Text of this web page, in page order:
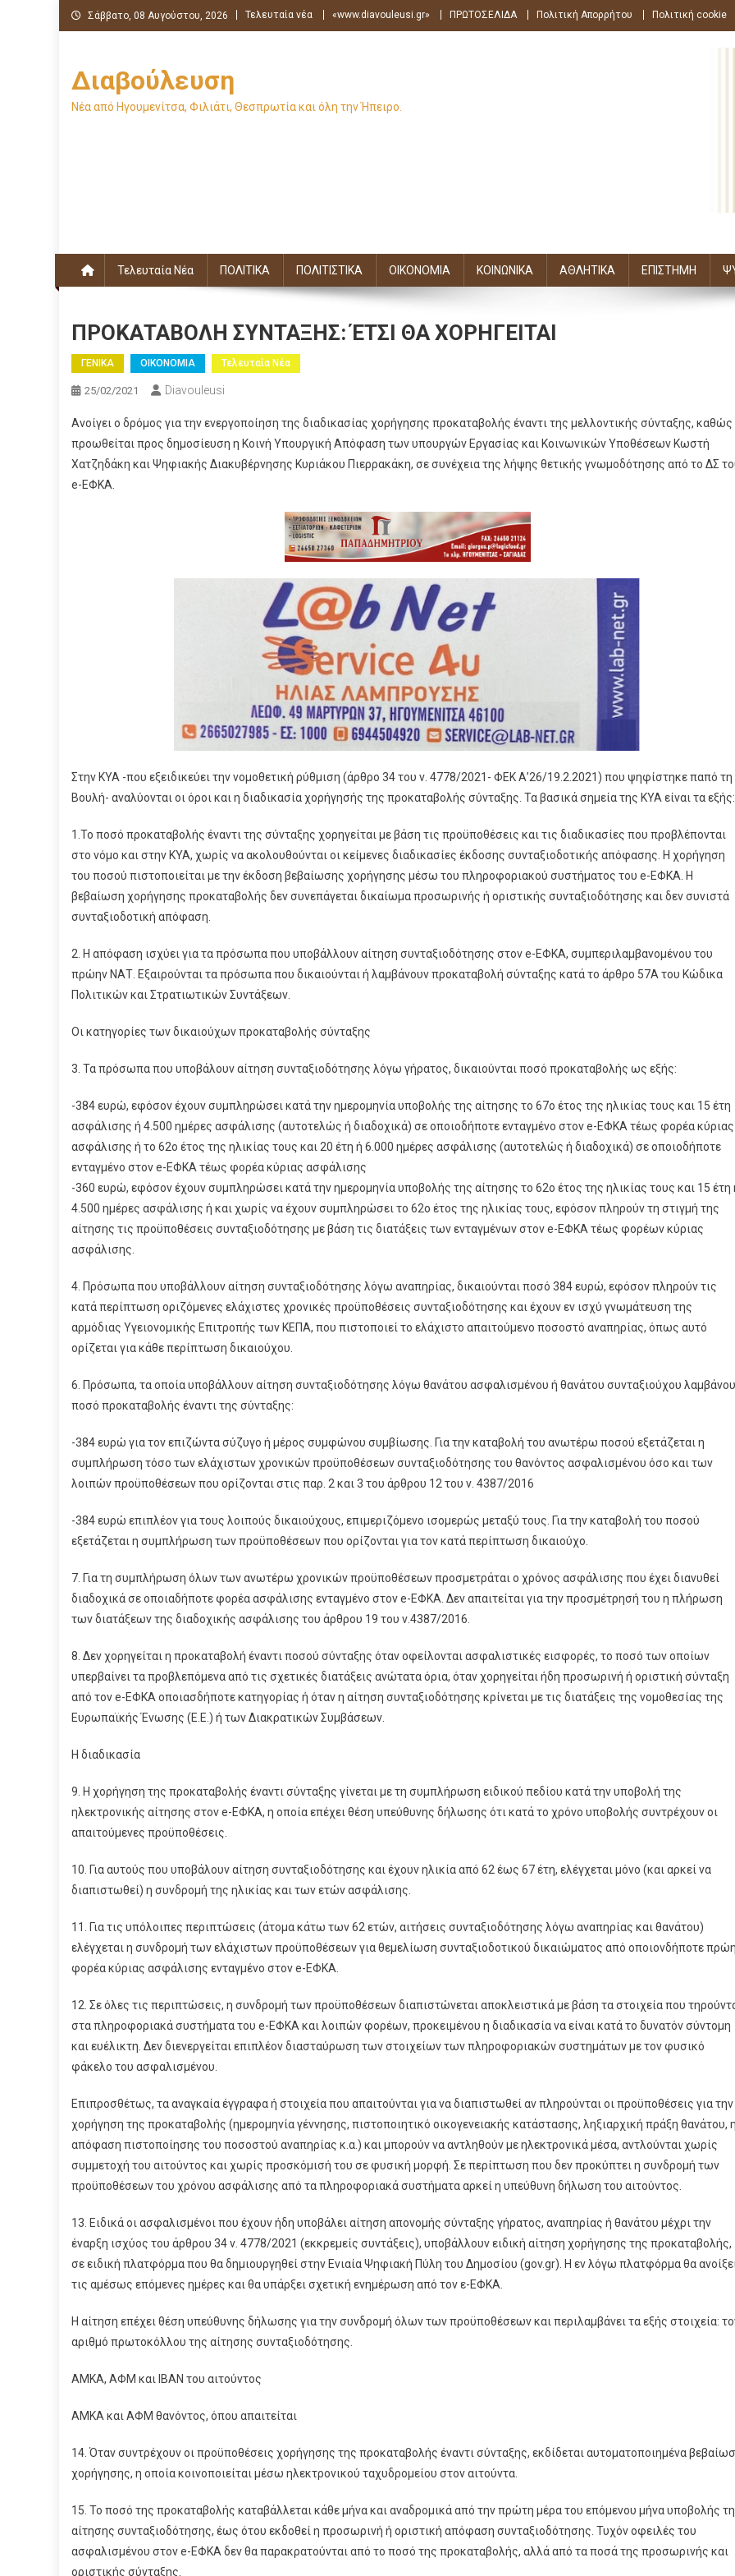
Μεταπηδήστε
στο
Σάββατο, 08 Αυγούστου, 2026 Τελευταία νέα «www.diavouleusi.gr» ΠΡΩΤΟΣΕΛΙΔΑ Πολιτική Απορρήτου Πολιτική cookie
Διαβούλευση
Νέα από Ηγουμενίτσα, Φιλιάτι, Θεσπρωτία και όλη την Ήπειρο.
Τελευταία Νέα ΠΟΛΙΤΙΚΑ ΠΟΛΙΤΙΣΤΙΚΑ ΟΙΚΟΝΟΜΙΑ ΚΟΙΝΩΝΙΚΑ ΑΘΛΗΤΙΚΑ ΕΠΙΣΤΗΜΗ
ΠΡΟΚΑΤΑΒΟΛΗ ΣΥΝΤΑΞΗΣ: ΈΤΣΙ ΘΑ ΧΟΡΗΓΕΙΤΑΙ
ΓΕΝΙΚΑ ΟΙΚΟΝΟΜΙΑ Τελευταία Νέα
25/02/2021 Diavouleusi
Ανοίγει ο δρόμος για την ενεργοποίηση της διαδικασίας χορήγησης προκαταβολής έναντι της μελλοντικής σύνταξης, καθώς
προωθείται προς δημοσίευση η Κοινή Υπουργική Απόφαση των υπουργών Εργασίας και Κοινωνικών Υποθέσεων Κωστή
Χατζηδάκη και Ψηφιακής Διακυβέρνησης Κυριάκου Πιερρακάκη, σε συνέχεια της λήψης θετικής γνωμοδότησης από το ΔΣ
e-ΕΦΚΑ.
Στην ΚΥΑ -που εξειδικεύει την νομοθετική ρύθμιση (άρθρο 34 του ν. 4778/2021- ΦΕΚ Α’26/19.2.2021) που ψηφίστηκε παπό τη
Βουλή- αναλύονται οι όροι και η διαδικασία χορήγησής της προκαταβολής σύνταξης. Τα βασικά σημεία της ΚΥΑ είναι τα εξής:
1.Το ποσό προκαταβολής έναντι της σύνταξης χορηγείται με βάση τις προϋποθέσεις και τις διαδικασίες που προβλέπονται
στο νόμο και στην ΚΥΑ, χωρίς να ακολουθούνται οι κείμενες διαδικασίες έκδοσης συνταξιοδοτικής απόφασης. Η χορήγηση
του ποσού πιστοποιείται με την έκδοση βεβαίωσης χορήγησης μέσω του πληροφοριακού συστήματος του e-ΕΦΚΑ. Η
βεβαίωση χορήγησης προκαταβολής δεν συνεπάγεται δικαίωμα προσωρινής ή οριστικής συνταξιοδότησης και δεν συνιστά
συνταξιοδοτική απόφαση.
2. Η απόφαση ισχύει για τα πρόσωπα που υποβάλλουν αίτηση συνταξιοδότησης στον e-ΕΦΚΑ, συμπεριλαμβανομένου του
πρώην ΝΑΤ. Εξαιρούνται τα πρόσωπα που δικαιούνται ή λαμβάνουν προκαταβολή σύνταξης κατά το άρθρο 57Α του Κώδικα
Πολιτικών και Στρατιωτικών Συντάξεων.
Οι κατηγορίες των δικαιούχων προκαταβολής σύνταξης
3. Τα πρόσωπα που υποβάλουν αίτηση συνταξιοδότησης λόγω γήρατος, δικαιούνται ποσό προκαταβολής ως εξής:
-384 ευρώ, εφόσον έχουν συμπληρώσει κατά την ημερομηνία υποβολής της αίτησης το 67ο έτος της ηλικίας τους και 15 έτη
ασφάλισης ή 4.500 ημέρες ασφάλισης (αυτοτελώς ή διαδοχικά) σε οποιοδήποτε ενταγμένο στον e-ΕΦΚΑ τέως φορέα κύριας
ασφάλισης ή το 62ο έτος της ηλικίας τους και 20 έτη ή 6.000 ημέρες ασφάλισης (αυτοτελώς ή διαδοχικά) σε οποιοδήποτε
ενταγμένο στον e-ΕΦΚΑ τέως φορέα κύριας ασφάλισης
-360 ευρώ, εφόσον έχουν συμπληρώσει κατά την ημερομηνία υποβολής της αίτησης το 62ο έτος της ηλικίας τους και 15 έτη
4.500 ημέρες ασφάλισης ή και χωρίς να έχουν συμπληρώσει το 62ο έτος της ηλικίας τους, εφόσον πληρούν τη στιγμή της
αίτησης τις προϋποθέσεις συνταξιοδότησης με βάση τις διατάξεις των ενταγμένων στον e-ΕΦΚΑ τέως φορέων κύριας
ασφάλισης.
4. Πρόσωπα που υποβάλλουν αίτηση συνταξιοδότησης λόγω αναπηρίας, δικαιούνται ποσό 384 ευρώ, εφόσον πληρούν τις
κατά περίπτωση οριζόμενες ελάχιστες χρονικές προϋποθέσεις συνταξιοδότησης και έχουν εν ισχύ γνωμάτευση της
αρμόδιας Υγειονομικής Επιτροπής των ΚΕΠΑ, που πιστοποιεί το ελάχιστο απαιτούμενο ποσοστό αναπηρίας, όπως αυτό
ορίζεται για κάθε περίπτωση δικαιούχου.
6. Πρόσωπα, τα οποία υποβάλλουν αίτηση συνταξιοδότησης λόγω θανάτου ασφαλισμένου ή θανάτου συνταξιούχου
ποσό προκαταβολής έναντι της σύνταξης:
-384 ευρώ για τον επιζώντα σύζυγο ή μέρος συμφώνου συμβίωσης. Για την καταβολή του ανωτέρω ποσού εξετάζεται η
συμπλήρωση τόσο των ελάχιστων χρονικών προϋποθέσεων συνταξιοδότησης του θανόντος ασφαλισμένου όσο και των
λοιπών προϋποθέσεων που ορίζονται στις παρ. 2 και 3 του άρθρου 12 του ν. 4387/2016
-384 ευρώ επιπλέον για τους λοιπούς δικαιούχους, επιμεριζόμενο ισομερώς μεταξύ τους. Για την καταβολή του ποσού
εξετάζεται η συμπλήρωση των προϋποθέσεων που ορίζονται για τον κατά περίπτωση δικαιούχο.
7. Για τη συμπλήρωση όλων των ανωτέρω χρονικών προϋποθέσεων προσμετράται ο χρόνος ασφάλισης που έχει διανυθεί
διαδοχικά σε οποιαδήποτε φορέα ασφάλισης ενταγμένο στον e-ΕΦΚΑ. Δεν απαιτείται για την προσμέτρησή του η πλήρωση
των διατάξεων της διαδοχικής ασφάλισης του άρθρου 19 του ν.4387/2016.
8. Δεν χορηγείται η προκαταβολή έναντι ποσού σύνταξης όταν οφείλονται ασφαλιστικές εισφορές, το ποσό των οποίων
υπερβαίνει τα προβλεπόμενα από τις σχετικές διατάξεις ανώτατα όρια, όταν χορηγείται ήδη προσωρινή ή οριστική σύνταξη
από τον e-ΕΦΚΑ οποιασδήποτε κατηγορίας ή όταν η αίτηση συνταξιοδότησης κρίνεται με τις διατάξεις της νομοθεσίας της
Ευρωπαϊκής Ένωσης (E.E.) ή των Διακρατικών Συμβάσεων.
Η διαδικασία
9. Η χορήγηση της προκαταβολής έναντι σύνταξης γίνεται με τη συμπλήρωση ειδικού πεδίου κατά την υποβολή της
ηλεκτρονικής αίτησης στον e-ΕΦΚΑ, η οποία επέχει θέση υπεύθυνης δήλωσης ότι κατά το χρόνο υποβολής συντρέχουν οι
απαιτούμενες προϋποθέσεις.
10. Για αυτούς που υποβάλουν αίτηση συνταξιοδότησης και έχουν ηλικία από 62 έως 67 έτη, ελέγχεται μόνο (και αρκεί να
διαπιστωθεί) η συνδρομή της ηλικίας και των ετών ασφάλισης.
11. Για τις υπόλοιπες περιπτώσεις (άτομα κάτω των 62 ετών, αιτήσεις συνταξιοδότησης λόγω αναπηρίας και θανάτου)
ελέγχεται η συνδρομή των ελάχιστων προϋποθέσεων για θεμελίωση συνταξιοδοτικού δικαιώματος από οποιονδήποτε
φορέα κύριας ασφάλισης ενταγμένο στον e-ΕΦΚΑ.
12. Σε όλες τις περιπτώσεις, η συνδρομή των προϋποθέσεων διαπιστώνεται αποκλειστικά με βάση τα στοιχεία που
στα πληροφοριακά συστήματα του e-ΕΦΚΑ και λοιπών φορέων, προκειμένου η διαδικασία να είναι κατά το δυνατόν σύντομη
και ευέλικτη. Δεν διενεργείται επιπλέον διασταύρωση των στοιχείων των πληροφοριακών συστημάτων με τον φυσικό
φάκελο του ασφαλισμένου.
Επιπροσθέτως, τα αναγκαία έγγραφα ή στοιχεία που απαιτούνται για να διαπιστωθεί αν πληρούνται οι προϋποθέσεις για την
χορήγηση της προκαταβολής (ημερομηνία γέννησης, πιστοποιητικό οικογενειακής κατάστασης, ληξιαρχική πράξη θανάτου,
απόφαση πιστοποίησης του ποσοστού αναπηρίας κ.α.) και μπορούν να αντληθούν με ηλεκτρονικά μέσα, αντλούνται χωρίς
συμμετοχή του αιτούντος και χωρίς προσκόμισή του σε φυσική μορφή. Σε περίπτωση που δεν προκύπτει η συνδρομή των
προϋποθέσεων του χρόνου ασφάλισης από τα πληροφοριακά συστήματα αρκεί η υπεύθυνη δήλωση του αιτούντος.
13. Ειδικά οι ασφαλισμένοι που έχουν ήδη υποβάλει αίτηση απονομής σύνταξης γήρατος, αναπηρίας ή θανάτου μέχρι την
έναρξη ισχύος του άρθρου 34 ν. 4778/2021 (εκκρεμείς συντάξεις), υποβάλλουν ειδική αίτηση χορήγησης της προκαταβολής,
σε ειδική πλατφόρμα που θα δημιουργηθεί στην Ενιαία Ψηφιακή Πύλη του Δημοσίου (gov.gr). H εν λόγω πλατφόρμα θα
τις αμέσως επόμενες ημέρες και θα υπάρξει σχετική ενημέρωση από τον ε-ΕΦΚΑ.
Η αίτηση επέχει θέση υπεύθυνης δήλωσης για την συνδρομή όλων των προϋποθέσεων και περιλαμβάνει τα εξής στοιχεία:
αριθμό πρωτοκόλλου της αίτησης συνταξιοδότησης.
ΑΜΚΑ, ΑΦΜ και IBAN του αιτούντος
ΑΜΚΑ και ΑΦΜ θανόντος, όπου απαιτείται
14. Όταν συντρέχουν οι προϋποθέσεις χορήγησης της προκαταβολής έναντι σύνταξης, εκδίδεται αυτοματοποιημένα
χορήγησης, η οποία κοινοποιείται μέσω ηλεκτρονικού ταχυδρομείου στον αιτούντα.
15. Το ποσό της προκαταβολής καταβάλλεται κάθε μήνα και αναδρομικά από την πρώτη μέρα του επόμενου μήνα υποβολής
αίτησης συνταξιοδότησης, έως ότου εκδοθεί η προσωρινή ή οριστική απόφαση συνταξιοδότησης. Τυχόν οφειλές του
ασφαλισμένου στον e-ΕΦΚΑ δεν θα παρακρατούνται από το ποσό της προκαταβολής, αλλά από τα ποσά της προσωρινής και
οριστικής σύνταξης.